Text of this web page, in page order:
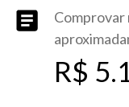
Comprovar
R$